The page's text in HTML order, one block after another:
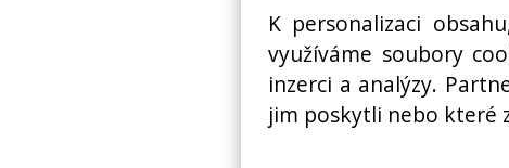
K personalizaci
využíváme soubory
inzerci a analýzy.
jim poskytli nebo které